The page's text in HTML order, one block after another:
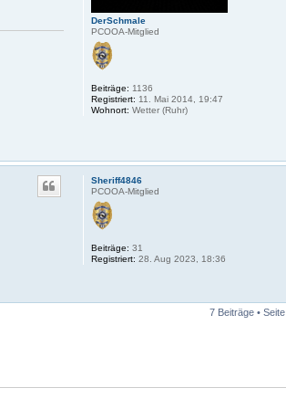
DerSchmale
PCOOA-Mitglied
Beiträge: 1136
Registriert: 11. Mai 2014, 19:47
Wohnort: Wetter (Ruhr)
Sheriff4846
PCOOA-Mitglied
Beiträge: 31
Registriert: 28. Aug 2023, 18:36
7 Beiträge • Seite